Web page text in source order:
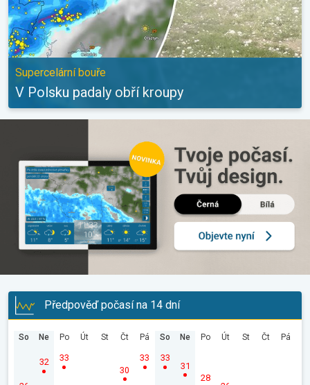
Supercelární bouře
V Polsku padaly obří kroupy
Předpověď počasí na 14 dní
So Ne
32
Po
33
Út St Čt
30
Pá
33
So
33
Ne
31
Po
28
Út St Čt Pá